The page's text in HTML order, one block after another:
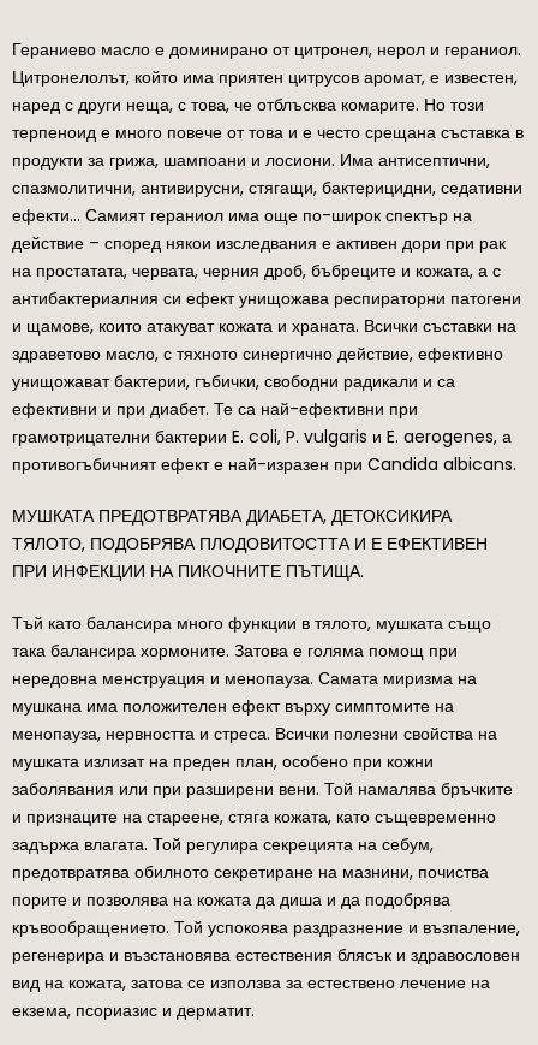
Гераниево масло е доминирано от цитронел, нерол и гераниол.
Цитронелолът, който има приятен цитрусов аромат, е известен,
наред с други неща, с това, че отблъсква комарите. Но този
терпеноид е много повече от това и е често срещана съставка в
продукти за грижа, шампоани и лосиони. Има антисептични,
спазмолитични, антивирусни, стягащи, бактерицидни, седативни
ефекти… Самият гераниол има още по-широк спектър на
действие – според някои изследвания е активен дори при рак
на простатата, червата, черния дроб, бъбреците и кожата, а с
антибактериалния си ефект унищожава респираторни патогени
и щамове, които атакуват кожата и храната. Всички съставки на
здраветово масло, с тяхното синергично действие, ефективно
унищожават бактерии, гъбички, свободни радикали и са
ефективни и при диабет. Те са най-ефективни при
грамотрицателни бактерии E. coli, P. vulgaris и E. aerogenes, а
противогъбичният ефект е най-изразен при Candida albicans.
МУШКАТА ПРЕДОТВРАТЯВА ДИАБЕТА, ДЕТОКСИКИРА
ТЯЛОТО, ПОДОБРЯВА ПЛОДОВИТОСТТА И Е ЕФЕКТИВЕН
ПРИ ИНФЕКЦИИ НА ПИКОЧНИТЕ ПЪТИЩА.
Тъй като балансира много функции в тялото, мушката също
така балансира хормоните. Затова е голяма помощ при
нередовна менструация и менопауза. Самата миризма на
мушкана има положителен ефект върху симптомите на
менопауза, нервността и стреса. Всички полезни свойства на
мушката излизат на преден план, особено при кожни
заболявания или при разширени вени. Той намалява бръчките
и признаците на стареене, стяга кожата, като същевременно
задържа влагата. Той регулира секрецията на себум,
предотвратява обилното секретиране на мазнини, почиства
порите и позволява на кожата да диша и да подобрява
кръвообращението. Той успокоява раздразнение и възпаление,
регенерира и възстановява естествения блясък и здравословен
вид на кожата, затова се използва за естествено лечение на
екзема, псориазис и дерматит.